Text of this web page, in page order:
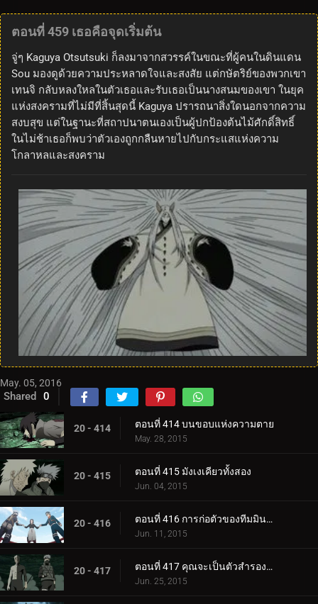
ตอนที่ 459 เธอคือจุดเริ่มต้น
จู่ๆ Kaguya Otsutsuki ก็ลงมาจากสวรรค์ในขณะที่ผู้คนในดินแดน
Sou มองดูด้วยความประหลาดใจและสงสัย แต่กษัตริย์ของพวกเขา
เทนจิ กลับหลงใหลในตัวเธอและรับเธอเป็นนางสนมของเขา ในยุค
แห่งสงครามที่ไม่มีที่สิ้นสุดนี้ Kaguya ปรารถนาสิ่งใดนอกจากความ
สงบสุข แต่ในฐานะที่สถาปนาตนเองเป็นผู้ปกป้องต้นไม้ศักดิ์สิทธิ์
ในไม่ช้าเธอก็พบว่าตัวเองถูกกลืนหายไปกับกระแสแห่งความ
โกลาหลและสงคราม
May. 05, 2016
Shared 0
20 - 414 ตอนที่ 414 บนขอบแห่งความตาย
May. 28, 2015
20 - 415 ตอนที่ 415 มังเงเคียวทั้งสอง
Jun. 04, 2015
20 - 416 ตอนที่ 416 การก่อตัวของทีมมินาโตะ
Jun. 11, 2015
20 - 417 ตอนที่ 417 คุณจะเป็นตัวสำรองของฉัน
Jun. 25, 2015